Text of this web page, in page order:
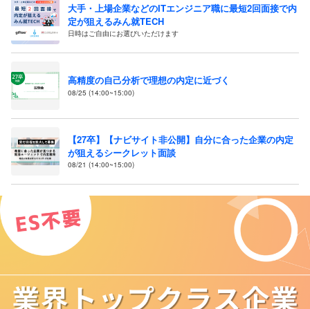
大手・上場企業などのITエンジニア職に最短2回面接で内
定が狙えるみん就TECH
日時はご自由にお選びいただけます
高精度の自己分析で理想の内定に近づく
08/25 (14:00~15:00)
【27卒】【ナビサイト非公開】自分に合った企業の内定
が狙えるシークレット面談
08/21 (14:00~15:00)